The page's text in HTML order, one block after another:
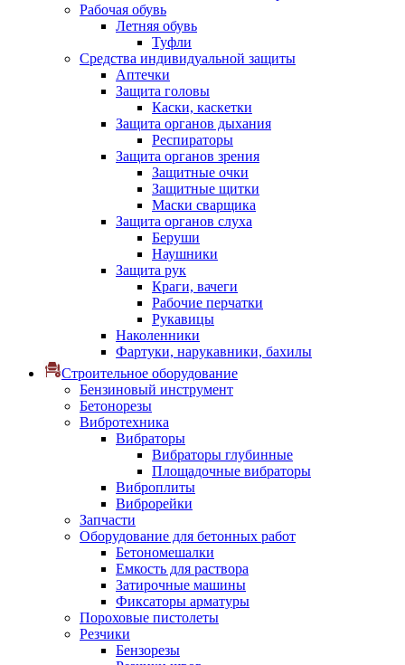
Рабочая обувь
Летняя обувь
Туфли
Средства индивидуальной защиты
Аптечки
Защита головы
Каски, каскетки
Защита органов дыхания
Респираторы
Защита органов зрения
Защитные очки
Защитные щитки
Маски сварщика
Защита органов слуха
Беруши
Наушники
Защита рук
Краги, вачеги
Рабочие перчатки
Рукавицы
Наколенники
Фартуки, нарукавники, бахилы
Строительное оборудование
Бензиновый инструмент
Бетонорезы
Вибротехника
Вибраторы
Вибраторы глубинные
Площадочные вибраторы
Виброплиты
Виброрейки
Запчасти
Оборудование для бетонных работ
Бетономешалки
Емкость для раствора
Затирочные машины
Фиксаторы арматуры
Пороховые пистолеты
Резчики
Бензорезы